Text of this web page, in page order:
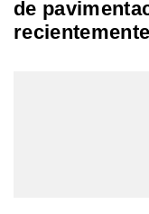
de
recientemente